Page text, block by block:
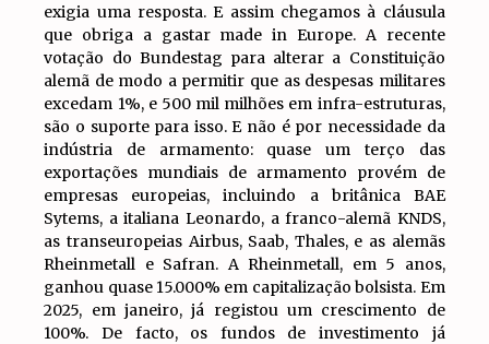
exigia uma resposta. E assim chegamos à cláusula
que obriga a gastar made in Europe. A recente
votação do Bundestag para alterar a Constituição
alemã de modo a permitir que as despesas militares
excedam 1%, e 500 mil milhões em infra-estruturas,
são o suporte para isso. E não é por necessidade da
indústria de armamento: quase um terço das
exportações mundiais de armamento provém de
empresas europeias, incluindo a britânica BAE
Sytems, a italiana Leonardo, a franco-alemã KNDS,
as transeuropeias Airbus, Saab, Thales, e as alemãs
Rheinmetall e Safran. A Rheinmetall, em 5 anos,
ganhou quase 15.000% em capitalização bolsista. Em
2025, em janeiro, já registou um crescimento de
100%. De facto, os fundos de investimento já